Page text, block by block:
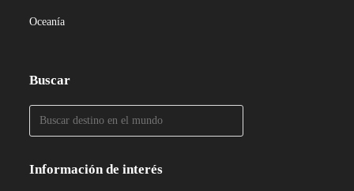
Oceanía
Buscar
Información de interés